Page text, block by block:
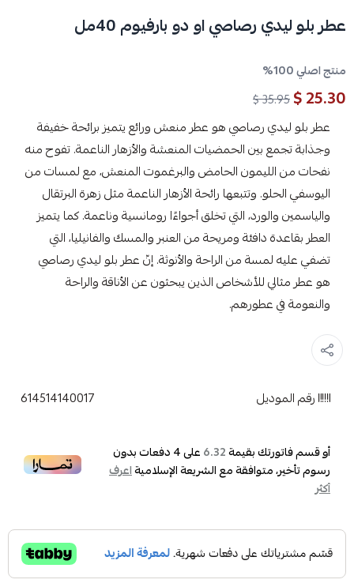
عطر بلو ليدي رصاصي او دو بارفيوم 40مل
منتج اصلي 100%
25.30 $
35.95 $
عطر بلو ليدي رصاصي هو عطر منعش ورائع يتميز برائحة خفيفة
وجذابة تجمع بين الحمضيات المنعشة والأزهار الناعمة. تفوح منه
نفحات من الليمون الحامض والبرغموت المنعش، مع لمسات من
اليوسفي الحلو. وتتبعها رائحة الأزهار الناعمة مثل زهرة البرتقال
والياسمين والورد، التي تخلق أجواءًا رومانسية وناعمة. كما يتميز
العطر بقاعدة دافئة ومريحة من العنبر والمسك والفانيليا، التي
تضفي عليه لمسة من الراحة والأنوثة. إنّ عطر بلو ليدي رصاصي
هو عطر مثالي للأشخاص الذين يبحثون عن الأناقة والراحة
والنعومة في عطورهم.
رقم الموديل 614514140017
أو قسم فاتورتك بقيمة6.32 على4دفعات بدون
رسوم تأخير، متوافقة مع الشريعة الإسلاميةاعرف
أكثر